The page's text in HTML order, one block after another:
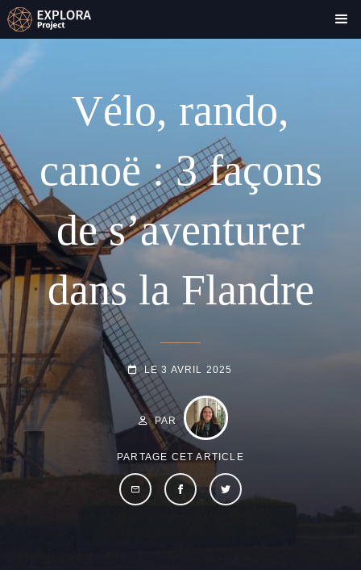
Vélo, rando,
canoë : 3 façons
de s’aventurer
dans la Flandre
POSTED-
ON
LE3 AVRIL 2025
BY
LINE
BYLINE
PAR
PARTAGE CET ARTICLE